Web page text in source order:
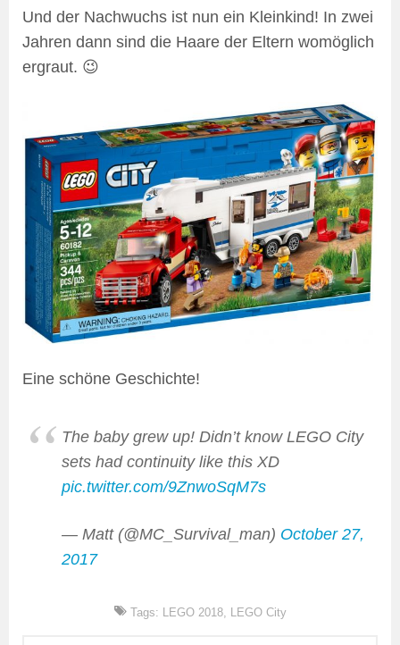
Und der Nachwuchs ist nun ein Kleinkind! In zwei
Jahren dann sind die Haare der Eltern womöglich
ergraut. 😉
Eine schöne Geschichte!
The baby grew up! Didn’t know LEGO City
sets had continuity like this XD
pic.twitter.com/9ZnwoSqM7s
— Matt (@MC_Survival_man) October 27,
2017
Tags: LEGO 2018, LEGO City